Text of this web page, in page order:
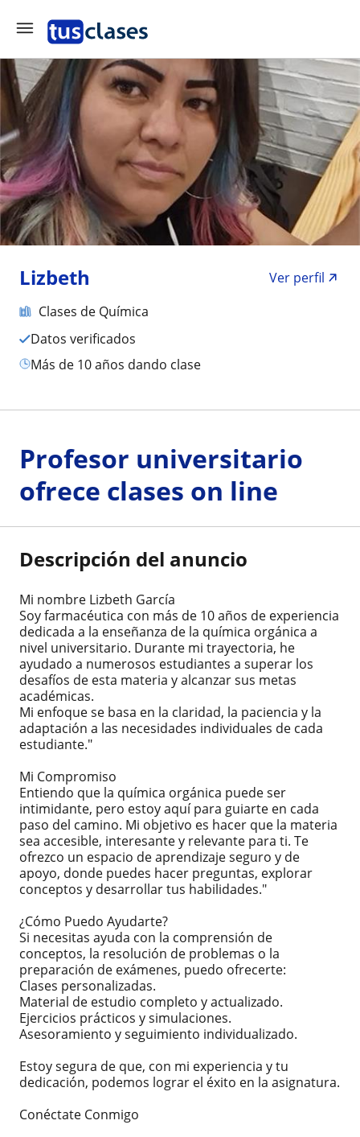
Lizbeth
Ver perfil
Clases de Química
Datos verificados
más de 10 años dando clase
Profesor universitario
ofrece clases on line
Descripción del anuncio
Mi nombre Lizbeth García
Soy farmacéutica con más de 10 años de experiencia
dedicada a la enseñanza de la química orgánica a
nivel universitario. Durante mi trayectoria, he
ayudado a numerosos estudiantes a superar los
desafíos de esta materia y alcanzar sus metas
académicas.
Mi enfoque se basa en la claridad, la paciencia y la
adaptación a las necesidades individuales de cada
estudiante."
Mi Compromiso
Entiendo que la química orgánica puede ser
intimidante, pero estoy aquí para guiarte en cada
paso del camino. Mi objetivo es hacer que la materia
sea accesible, interesante y relevante para ti. Te
ofrezco un espacio de aprendizaje seguro y de
apoyo, donde puedes hacer preguntas, explorar
conceptos y desarrollar tus habilidades."
¿Cómo Puedo Ayudarte?
Si necesitas ayuda con la comprensión de
conceptos, la resolución de problemas o la
preparación de exámenes, puedo ofrecerte:
Clases personalizadas.
Material de estudio completo y actualizado.
Ejercicios prácticos y simulaciones.
Asesoramiento y seguimiento individualizado.
Estoy segura de que, con mi experiencia y tu
dedicación, podemos lograr el éxito en la asignatura.
Conéctate Conmigo